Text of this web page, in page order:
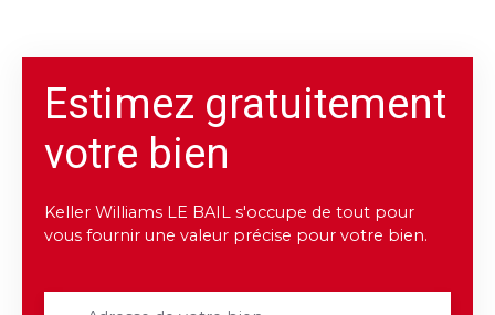
Estimez gratuitement
votre bien
Keller Williams LE BAIL s'occupe de tout pour
vous fournir une valeur précise pour votre bien.